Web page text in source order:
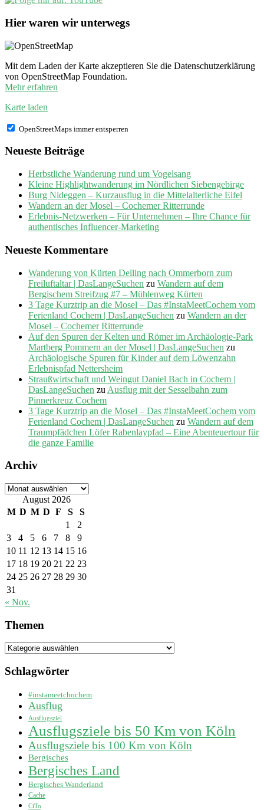
Hier waren wir unterwegs
Mit dem Laden der Karte akzeptieren Sie die Datenschutzerklärung
von OpenStreetMap Foundation.
Mehr erfahren
Karte laden
OpenStreetMaps immer entsperren
Neueste Beiträge
Herbstliche Wanderung rund um Vogelsang
Kleine Highlightwanderung im Nördlichen Siebengebirge
Burg Nideggen – Kurzausflug in die Mittelalterliche Eifel
Wandern an der Mosel – Cochemer Ritterrunde
Erlebnis-Netzwerken – Für Unternehmen – Ihre Chance für
authentisches Influencer-Marketing
Neueste Kommentare
Wanderung von Kürten Delling nach Ommerborn zum
Freiluftaltar | DasLangeSuchen zu Wandern auf dem
Bergischem Streifzug #7 – Mühlenweg Kürten
3 Tage Kurztrip an die Mosel – Das #InstaMeetCochem vom
Ferienland Cochem | DasLangeSuchen zu Wandern an der
Mosel – Cochemer Ritterrunde
Auf den Spuren der Kelten und Römer im Archäologie-Park
Martberg Pommern an der Mosel | DasLangeSuchen zu
Archäologische Spuren für Kinder auf dem Löwenzahn
Erlebnispfad Nettersheim
Straußwirtschaft und Weingut Daniel Bach in Cochem |
DasLangeSuchen zu Ausflug mit der Sesselbahn zum
Pinnerkreuz Cochem
3 Tage Kurztrip an die Mosel – Das #InstaMeetCochem vom
Ferienland Cochem | DasLangeSuchen zu Wandern auf dem
Traumpfädchen Löfer Rabenlaypfad – Eine Abenteuertour für
die ganze Familie
Archiv
Archiv
August 2026
M D M D F S
S
1
2
3
4 5 6 7 8
9
10 11 12 13 14 15 16
17 18 19 20 21 22 23
24 25 26 27 28 29 30
31
« Nov.
Themen
Themen
Schlagwörter
#instameetchochem
Ausflug
Ausflugsziel
Ausflugsziele bis 50 Km von Köln
Ausflugsziele bis 100 Km von Köln
Bergisches
Bergisches Land
Bergisches Wanderland
Cache
CiTo